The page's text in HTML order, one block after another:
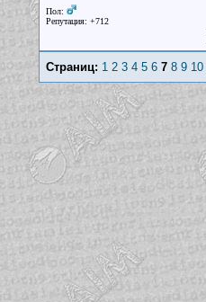
Пол:
Репутация: +712
Страниц: 1 2 3 4 5 6 7 8 9 10